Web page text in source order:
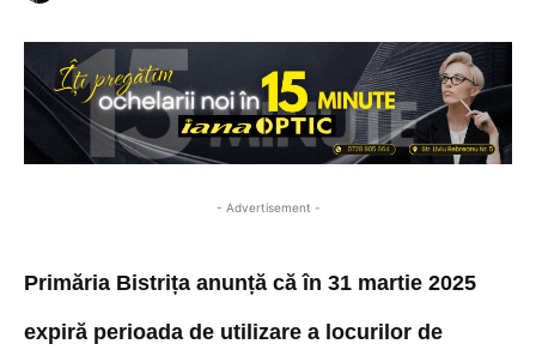
- Advertisement -
Primăria Bistrița anunță că în 31 martie 2025
expiră perioada de utilizare a locurilor de